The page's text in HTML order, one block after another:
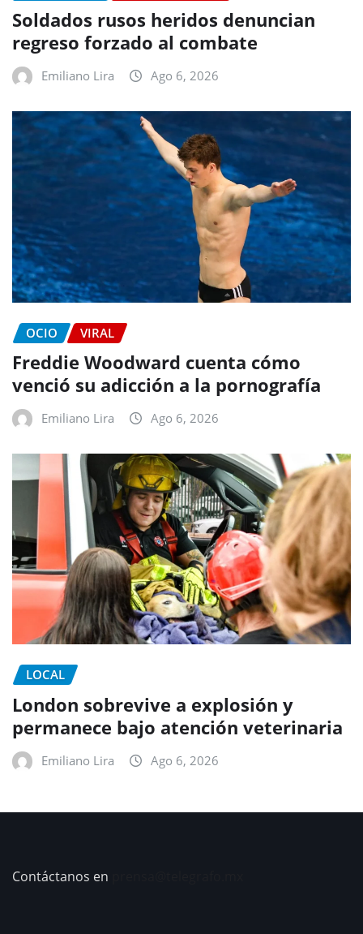
Soldados rusos heridos denuncian
regreso forzado al combate
Emiliano Lira Ago 6, 2026
OCIO VIRAL
Freddie Woodward cuenta cómo
venció su adicción a la pornografía
Emiliano Lira Ago 6, 2026
LOCAL
London sobrevive a explosión y
permanece bajo atención veterinaria
Emiliano Lira Ago 6, 2026
Contáctanos en